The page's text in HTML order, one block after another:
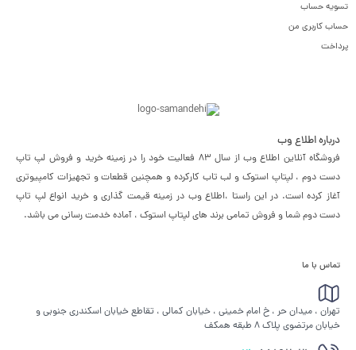
تسویه حساب
حساب کاربری من
پرداخت
درباره اطلاع وب
فروشگاه آنلاین اطلاع وب از سال 83 فعالیت خود را در زمینه خرید و فروش لپ تاپ
دست دوم ، لپتاپ استوک و لب تاب کارکرده و همچنین قطعات و تجهیزات کامپیوتری
آغاز کرده است. در این راستا ،‌اطلاع وب در زمینه قیمت گذاری و خرید انواع لپ تاپ
دست دوم شما و فروش تمامی برند های لپتاپ استوک ، آماده خدمت رسانی می باشد.
تماس با ما
تهران ، میدان حر ، خ امام خمینی ، خیابان کمالی ، تقاطع خیابان اسکندری جنوبی و
خیابان مرتضوی پلاک 8 طبقه همکف